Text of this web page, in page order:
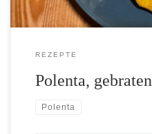
REZEPTE
Polenta, gebraten
Polenta